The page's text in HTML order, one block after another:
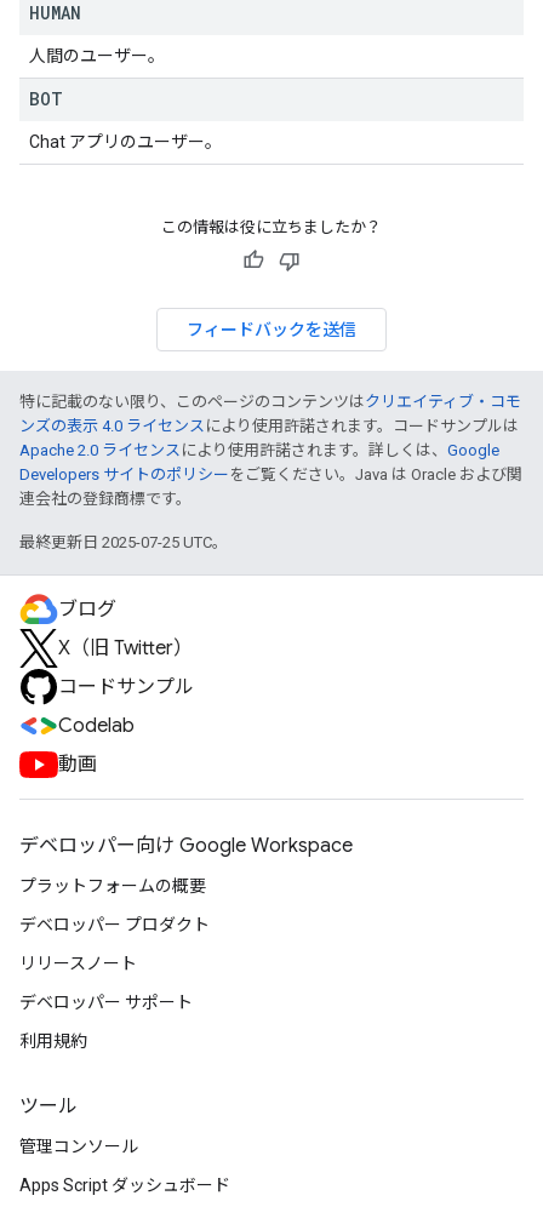
HUMAN
人間のユーザー。
BOT
Chat アプリのユーザー。
この情報は役に立ちましたか？
フィードバックを送信
特に記載のない限り、このページのコンテンツはクリエイティブ・コモ
ンズの表示 4.0 ライセンス により使用許諾されます。コードサンプルは
Apache 2.0 ライセンス により使用許諾されます。詳しくは、 Google
Developers サイトのポリシー をご覧ください。Java は Oracle および関
連会社の登録商標です。
最終更新日 2025-07-25 UTC。
ブログ
X（旧 Twitter）
コードサンプル
Codelab
動画
デベロッパー向け Google Workspace
プラットフォームの概要
デベロッパー プロダクト
リリースノート
デベロッパー サポート
利用規約
ツール
管理コンソール
Apps Script ダッシュボード